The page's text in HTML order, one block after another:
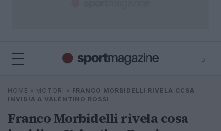
⌕
Cerca
⌕
HOME » MOTORI » FRANCO MORBIDELLI RIVELA COSA
INVIDIA A VALENTINO ROSSI
Franco Morbidelli rivela cosa